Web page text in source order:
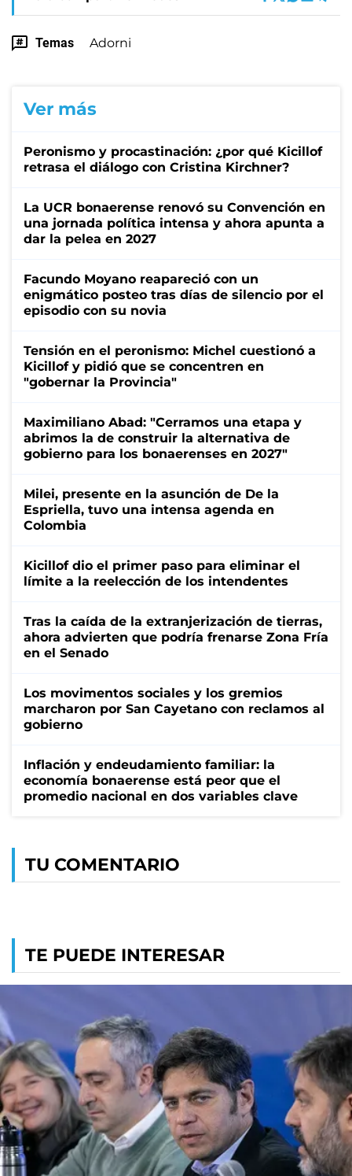
Temas Adorni
Ver más
Peronismo y procastinación: ¿por qué Kicillof
retrasa el diálogo con Cristina Kirchner?
La UCR bonaerense renovó su Convención en
una jornada política intensa y ahora apunta a
dar la pelea en 2027
Facundo Moyano reapareció con un
enigmático posteo tras días de silencio por el
episodio con su novia
Tensión en el peronismo: Michel cuestionó a
Kicillof y pidió que se concentren en
"gobernar la Provincia"
Maximiliano Abad: "Cerramos una etapa y
abrimos la de construir la alternativa de
gobierno para los bonaerenses en 2027"
Milei, presente en la asunción de De la
Espriella, tuvo una intensa agenda en
Colombia
Kicillof dio el primer paso para eliminar el
límite a la reelección de los intendentes
Tras la caída de la extranjerización de tierras,
ahora advierten que podría frenarse Zona Fría
en el Senado
Los movimentos sociales y los gremios
marcharon por San Cayetano con reclamos al
gobierno
Inflación y endeudamiento familiar: la
economía bonaerense está peor que el
promedio nacional en dos variables clave
TU COMENTARIO
TE PUEDE INTERESAR